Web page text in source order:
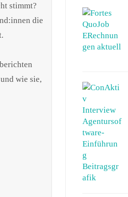
stimmt?
die
wie sie,